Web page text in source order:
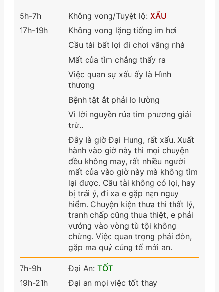
5h-7h
17h-19h
Không vong/Tuyệt lộ: XẤU
Không vong lặng tiếng im hơi
Cầu tài bất lợi đi chơi vắng nhà
Mất của tìm chẳng thấy ra
Việc quan sự xấu ấy là Hình
thương
Bệnh tật ắt phải lo lường
Vì lời nguyền rủa tìm phương giải
trừ..
Đây là giờ Đại Hung, rất xấu. Xuất
hành vào giờ này thì mọi chuyện
đều không may, rất nhiều người
mất của vào giờ này mà không tìm
lại được. Cầu tài không có lợi, hay
bị trái ý, đi xa e gặp nạn nguy
hiểm. Chuyện kiện thưa thì thất lý,
tranh chấp cũng thua thiệt, e phải
vướng vào vòng tù tội không
chừng. Việc quan trọng phải đòn,
gặp ma quỷ cúng tế mới an.
7h-9h
19h-21h
Đại An: TỐT
Đại an mọi việc tốt thay